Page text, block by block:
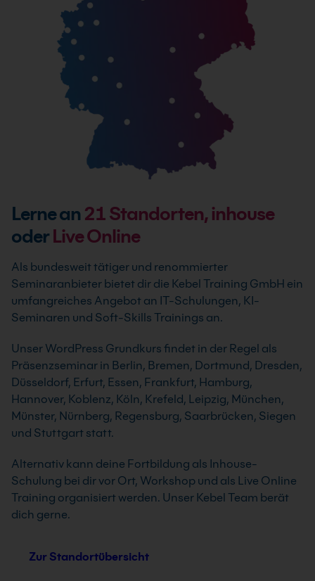
Lerne an 21Standorten, inhouse
oderLive Online
Als bundesweit tätiger und renommierter
Seminaranbieter bietet dir die Kebel Training GmbH ein
umfangreiches Angebot an IT-Schulungen, KI-
Seminaren und Soft-Skills Trainings an.
Unser WordPress Grundkurs findet in der Regel als
Präsenzseminar in Berlin, Bremen, Dortmund, Dresden,
Düsseldorf, Erfurt, Essen, Frankfurt, Hamburg,
Hannover, Koblenz, Köln, Krefeld, Leipzig, München,
Münster, Nürnberg, Regensburg, Saarbrücken, Siegen
und Stuttgart statt.
Alternativ kann deine Fortbildung als Inhouse-
Schulung bei dir vor Ort, Workshop und als Live Online
Training organisiert werden. Unser Kebel Team berät
dich gerne.
Zur Standortübersicht